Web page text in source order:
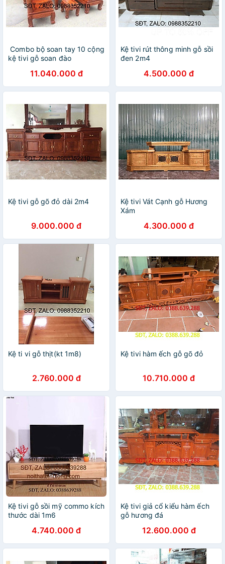
️ Combo bộ soan tay 10 cộng
kệ tivi gỗ soan đào
11.040.000 đ
Kệ tivi rút thông minh gỗ sồi
đen 2m4
4.500.000 đ
Kệ tivi gỗ gõ đỏ dài 2m4
9.000.000 đ
Kệ tivi Vát Cạnh gỗ Hương
Xám
4.300.000 đ
Kệ ti vi gỗ thịt(kt 1m8)
2.760.000 đ
Kệ tivi hàm ếch gỗ gõ đỏ
10.710.000 đ
Kệ tivi gỗ sồi mỹ commo kích
thước dài 1m6
4.740.000 đ
Kệ tivi giả cổ kiểu hàm ếch
gỗ hương đá
12.600.000 đ